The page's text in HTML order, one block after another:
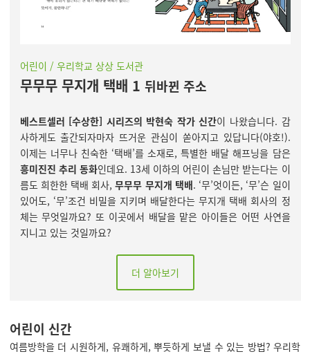
어린이 / 우리학교 상상 도서관
무무무 무지개 택배 1 뒤바뀐 주소
베스트셀러 [수상한] 시리즈의 박현숙 작가 신간이 나왔습니다. 감
사하게도 출간되자마자 뜨거운 관심이 쏟아지고 있답니다(야호!).
이제는 너무나 친숙한 ‘택배’를 소재로, 특별한 배달 해프닝을 담은
흥미진진 추리 동화인데요. 13세 이하의 어린이 손님만 받는다는 이
름도 희한한 택배 회사,무무무 무지개 택배. ‘무’엇이든, ‘무’슨 일이
있어도, ‘무’조건 비밀을 지키며 배달한다는 무지개 택배 회사의 정
체는 무엇일까요? 또 이곳에서 배달을 맡은 아이들은 어떤 사연을
지니고 있는 것일까요?
더 알아보기
어린이 신간
여름방학을 더 시원하게, 유쾌하게, 뿌듯하게 보낼 수 있는 방법? 우리학